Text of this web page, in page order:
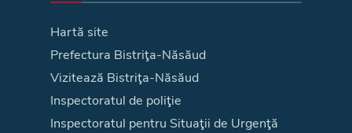
Hartă site
Prefectura Bistriţa-Năsăud
Vizitează Bistriţa-Năsăud
Inspectoratul de poliţie
Inspectoratul pentru Situaţii de Urgenţă